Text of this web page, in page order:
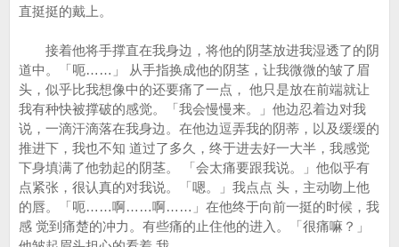
直挺挺的戴上。
接着他将手撑直在我身边，将他的阴茎放进我湿透了的阴
道中。「呃……」 从手指换成他的阴茎，让我微微的皱了眉
头，似乎比我想像中的还要痛了一点， 他只是放在前端就让
我有种快被撑破的感觉。「我会慢慢来。」他边忍着边对我
说，一滴汗滴落在我身边。在他边逗弄我的阴蒂，以及缓缓的
推进下，我也不知 道过了多久，终于进去好一大半，我感觉
下身填满了他勃起的阴茎。 「会太痛要跟我说。」他似乎有
点紧张，很认真的对我说。「嗯。」我点点 头，主动吻上他
的唇。「呃……啊……啊……」在他终于向前一挺的时候，我
感 觉到痛楚的冲力。有些痛的止住他的进入。「很痛嘛？」